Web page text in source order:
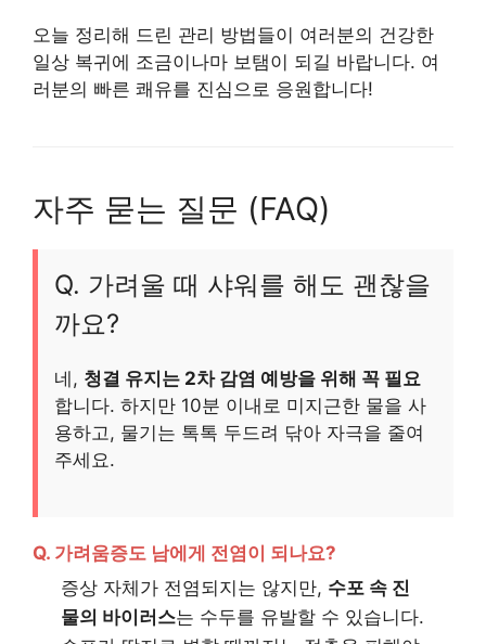
오늘 정리해 드린 관리 방법들이 여러분의 건강한
일상 복귀에 조금이나마 보탬이 되길 바랍니다. 여
러분의 빠른 쾌유를 진심으로 응원합니다!
자주 묻는 질문 (FAQ)
Q. 가려울 때 샤워를 해도 괜찮을
까요?
네, 청결 유지는 2차 감염 예방을 위해 꼭 필요
합니다. 하지만 10분 이내로 미지근한 물을 사
용하고, 물기는 톡톡 두드려 닦아 자극을 줄여
주세요.
Q. 가려움증도 남에게 전염이 되나요?
증상 자체가 전염되지는 않지만, 수포 속 진
물의 바이러스는 수두를 유발할 수 있습니다.